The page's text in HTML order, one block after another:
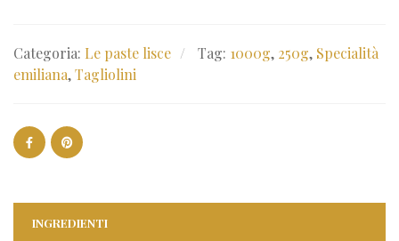
Categoria: Le paste lisce Tag: 1000g, 250g, Specialità
emiliana,Tagliolini
INGREDIENTI